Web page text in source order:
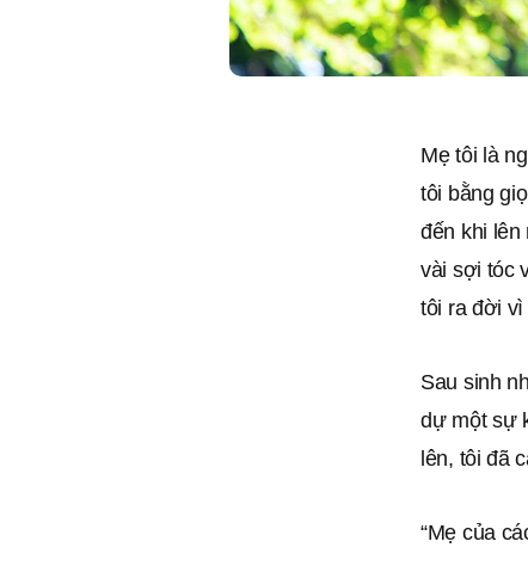
Mẹ tôi là
tôi bằng
đến khi lên
vài sợi tóc
tôi ra đời vì
Sau sinh
dự một sự
lên, tôi đã
“Mẹ của